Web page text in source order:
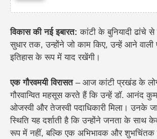
​विकास की नई इबारत: कांटी के बुनियादी ढांचे
सुधार तक, उन्होंने जो काम किए, उन्हें आने वाली
इतिहास के रूप में याद रखेंगी।
​एक गौरवमयी विरासत– आज कांटी प्रखंड के
गौरवान्वित महसूस करते हैं कि उन्हें डॉ. आनंद
ओजस्वी और तेजस्वी पदाधिकारी मिला। उनके
स्थिति यह दर्शाती है कि उन्होंने जनता के साथ
रूप में नहीं, बल्कि एक अभिभावक और